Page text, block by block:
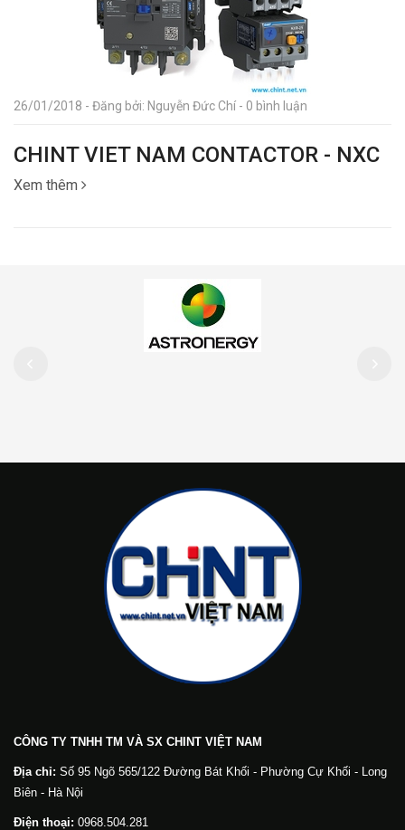
26/01/2018 - Đăng bởi: Nguyễn Đức Chí - 0 bình luận
CHINT VIET NAM CONTACTOR - NXC
Xem thêm
CÔNG TY TNHH TM VÀ SX CHINT VIỆT NAM
Địa chỉ: Số 95 Ngõ 565/122 Đường Bát Khối - Phường Cự Khối - Long
Biên - Hà Nội
Điện thoại: 0968.504.281